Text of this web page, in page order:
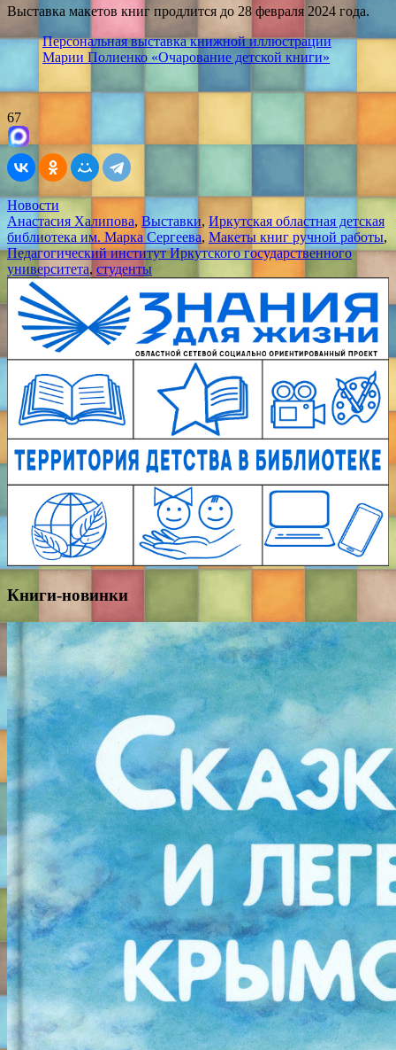
Выставка макетов книг продлится до 28 февраля 2024 года.
Персональная выставка книжной иллюстрации
Марии Полиенко «Очарование детской книги»
67
Новости
Анастасия Халипова, Выставки, Иркутская областная детская
библиотека им. Марка Сергеева, Макеты книг ручной работы,
Педагогический институт Иркутского государственного
университета, студенты
Книги-новинки